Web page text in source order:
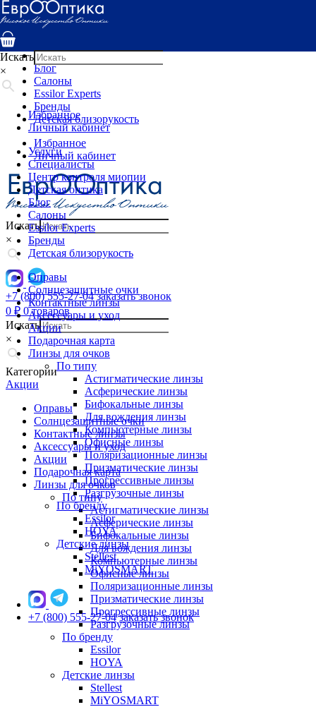
Услуги
Специалисты
Детская оптика
Блог
Салоны
Essilor Experts
Бренды
Детская близорукость
Избранное
Личный кабинет
Искать
×
+7 (800) 555-27-04 заказать звонок
0 ₽ 0 товаров
Искать
×
Категории
Акции
Оправы
Солнцезащитные очки
Контактные линзы
Аксессуары и уход
Акции
Подарочная карта
Линзы для очков
По типу
Астигматические линзы
Асферические линзы
Бифокальные линзы
Для вождения линзы
Компьютерные линзы
Офисные линзы
Поляризационные линзы
Призматические линзы
Прогрессивные линзы
Разгрузочные линзы
По бренду
Essilor
HOYA
Детские линзы
Stellest
MiYOSMART
Искать
×
Избранное
Личный кабинет
Услуги
Специалисты
Центр контроля миопии
Детская оптика
Блог
Салоны
Essilor Experts
Бренды
Детская близорукость
Оправы
Солнцезащитные очки
Контактные линзы
Аксессуары и уход
Акции
Подарочная карта
Линзы для очков
По типу
Астигматические линзы
Асферические линзы
Бифокальные линзы
Для вождения линзы
Компьютерные линзы
Офисные линзы
Поляризационные линзы
Призматические линзы
Прогрессивные линзы
Разгрузочные линзы
По бренду
Essilor
HOYA
Детские линзы
Stellest
MiYOSMART
+7 (800) 555-27-04 заказать звонок